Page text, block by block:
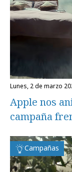
lunes, 2 de marzo
Apple nos
campaña
Campañas